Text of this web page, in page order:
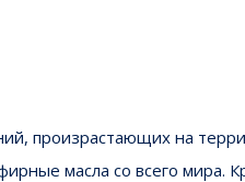
произрастающих на
масла со всего мира.